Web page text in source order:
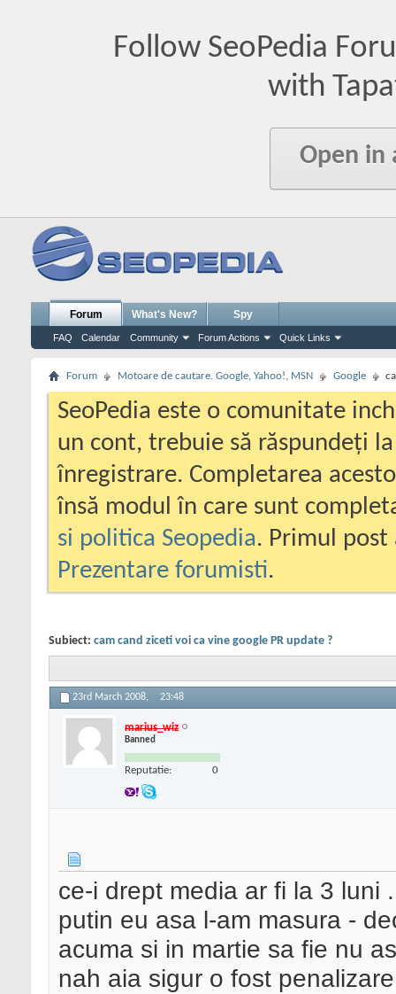
Follow SeoPedia
with
Open in
Forum
FAQ Calendar Community Forum Actions Quick Links
What's New? Spy
Forum Motoare de cautare. Google, Yahoo!, MSN Google
SeoPedia este o comunitate
un cont, trebuie să răspundeți
înregistrare. Completarea
însă modul în care sunt
si politica Seopedia. Primul
Prezentare forumisti.
Subiect: cam cand ziceti voi ca vine google PR update ?
23rd March 2008, 23:48
marius_wiz
Banned
Reputatie: 0
ce-i drept media ar fi la 3 luni
putin eu asa l-am masura -
acuma si in martie sa fie nu
nah aia sigur o fost